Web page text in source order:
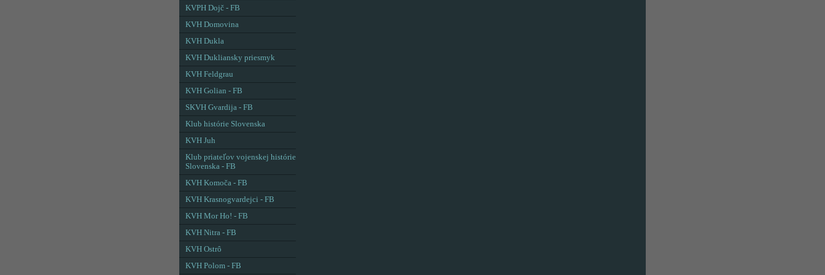
KVPH Dojč - FB
KVH Domovina
KVH Dukla
KVH Dukliansky priesmyk
KVH Feldgrau
KVH Golian - FB
SKVH Gvardija - FB
Klub histórie Slovenska
KVH Juh
Klub priateľov vojenskej histórie
Slovenska - FB
KVH Komoča - FB
KVH Krasnogvardejci - FB
KVH Mor Ho! - FB
KVH Nitra - FB
KVH Ostrô
KVH Polom - FB